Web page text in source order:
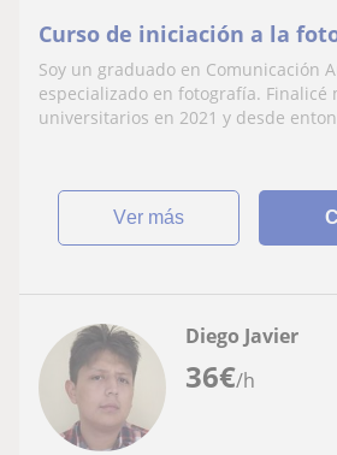
Curso de iniciación a la
Soy un graduado en Comunicación
especializado en fotografía. Finalicé
universitarios en 2021 y desde
ver más
36€/h
Diego Javier